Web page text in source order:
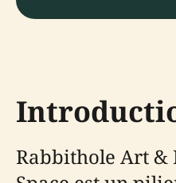
Rabbithole Art &